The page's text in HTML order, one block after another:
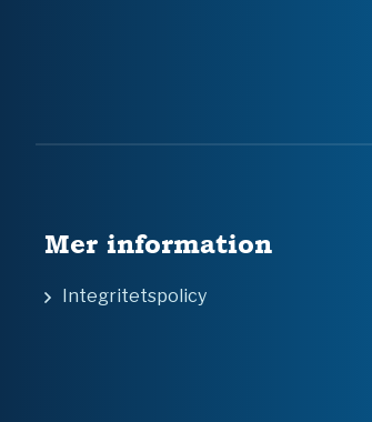
Mer information
Integritetspolicy